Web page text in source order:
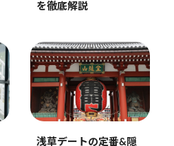
を徹底解説
浅草デートの定番&隠